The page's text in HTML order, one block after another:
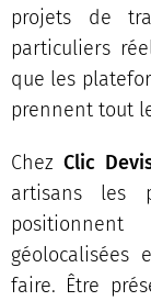
projets de
particuliers
que les
prennent tout
Chez Clic
artisans les
faire. Être